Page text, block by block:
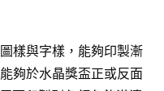
樣與字樣，能夠印製漸
夠於水晶獎盃正或反面